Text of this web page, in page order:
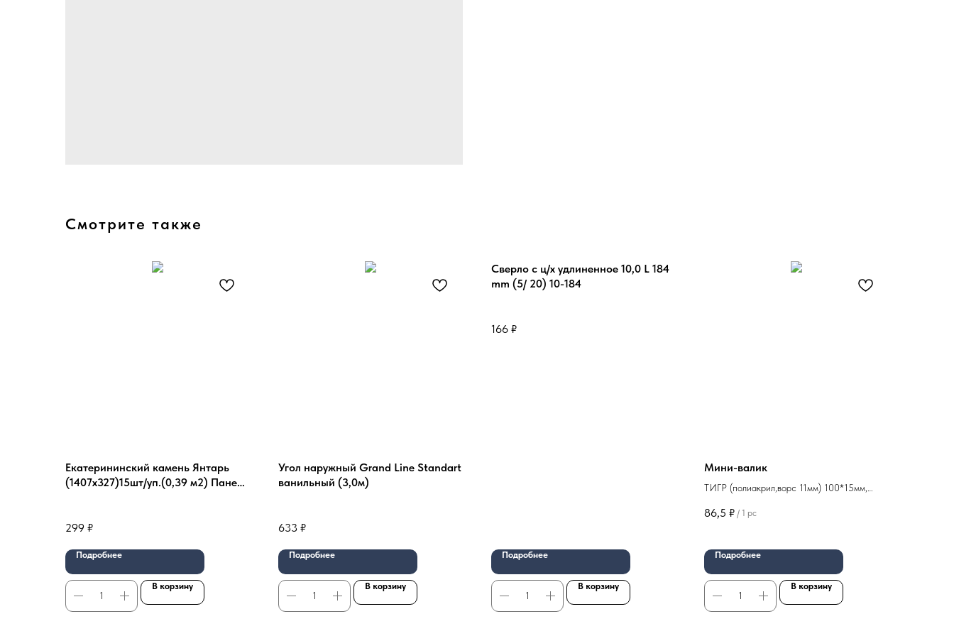
Смотрите также
Екатерининский камень Янтарь
(1407х327)15шт/уп.(0,39 м2) Панель
299 ₽
Подробнее
В корзину
Угол наружный Grand Line Standart
ванильный (3,0м)
633 ₽
Подробнее
В корзину
Сверло с ц/х удлиненное 10,0 L 184
mm (5/ 20) 10-184
166 ₽
Подробнее
В корзину
Мини-валик
ТИГР (полиакрил,ворс 11мм) 100*15мм,
86,5 ₽ / 1 pc
Подробнее
В корзину